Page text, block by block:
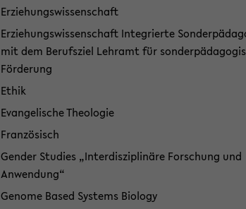
Erziehungswissenschaft
Erziehungswissenschaft Integrierte
mit dem Berufsziel Lehramt für
Förderung
Ethik
Evangelische Theologie
Französisch
Gender Studies „Interdisziplinäre Forschung und
Anwendung“
Genome Based Systems Biology